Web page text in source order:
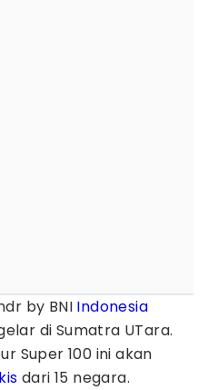
by BNI Indonesia
di Sumatra UTara.
Super 100 ini akan
dari 15 negara.